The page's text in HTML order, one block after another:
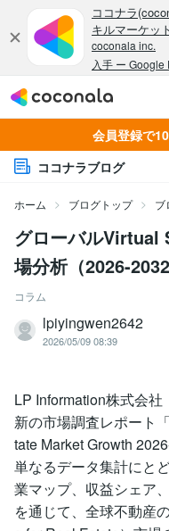
会員登録で
ココナラブログ
ホーム ブログトップ ブ
グローバル
場分析（2026-2032
コラム
lpiyingwen2642
2026/05/09 08:39
LP Information株式会
新の市場調査レポート
tate Market Growth
単なるデータ集計にと
業マップ、収益シェア
を通じて、全球不動産